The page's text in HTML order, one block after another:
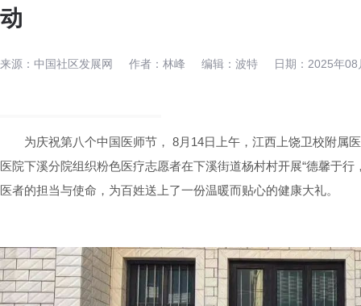
动
来源： 中国社区发展网 作者： 林峰 编辑： 波特 日期： 2025年08
为庆祝第八个中国医师节， 8月14日上午，江西上饶卫校附属
医院下溪分院组织粉色医疗志愿者在下溪街道杨村村开展“德馨于
医者的担当与使命，为百姓送上了一份温暖而贴心的健康大礼。